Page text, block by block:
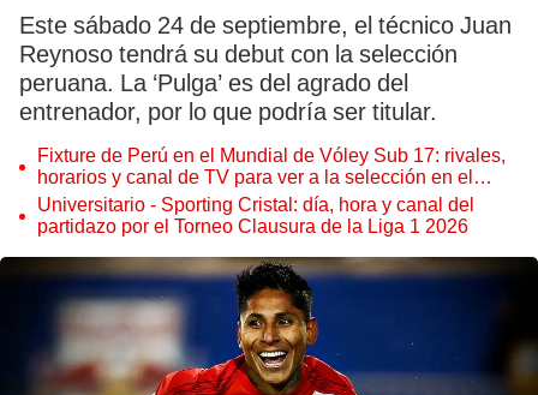
Este sábado 24 de septiembre, el técnico Juan
Reynoso tendrá su debut con la selección
peruana. La ‘Pulga’ es del agrado del
entrenador, por lo que podría ser titular.
Fixture de Perú en el Mundial de Vóley Sub 17: rivales,
horarios y canal de TV para ver a la selección en el
torneo
Universitario - Sporting Cristal: día, hora y canal del
partidazo por el Torneo Clausura de la Liga 1 2026